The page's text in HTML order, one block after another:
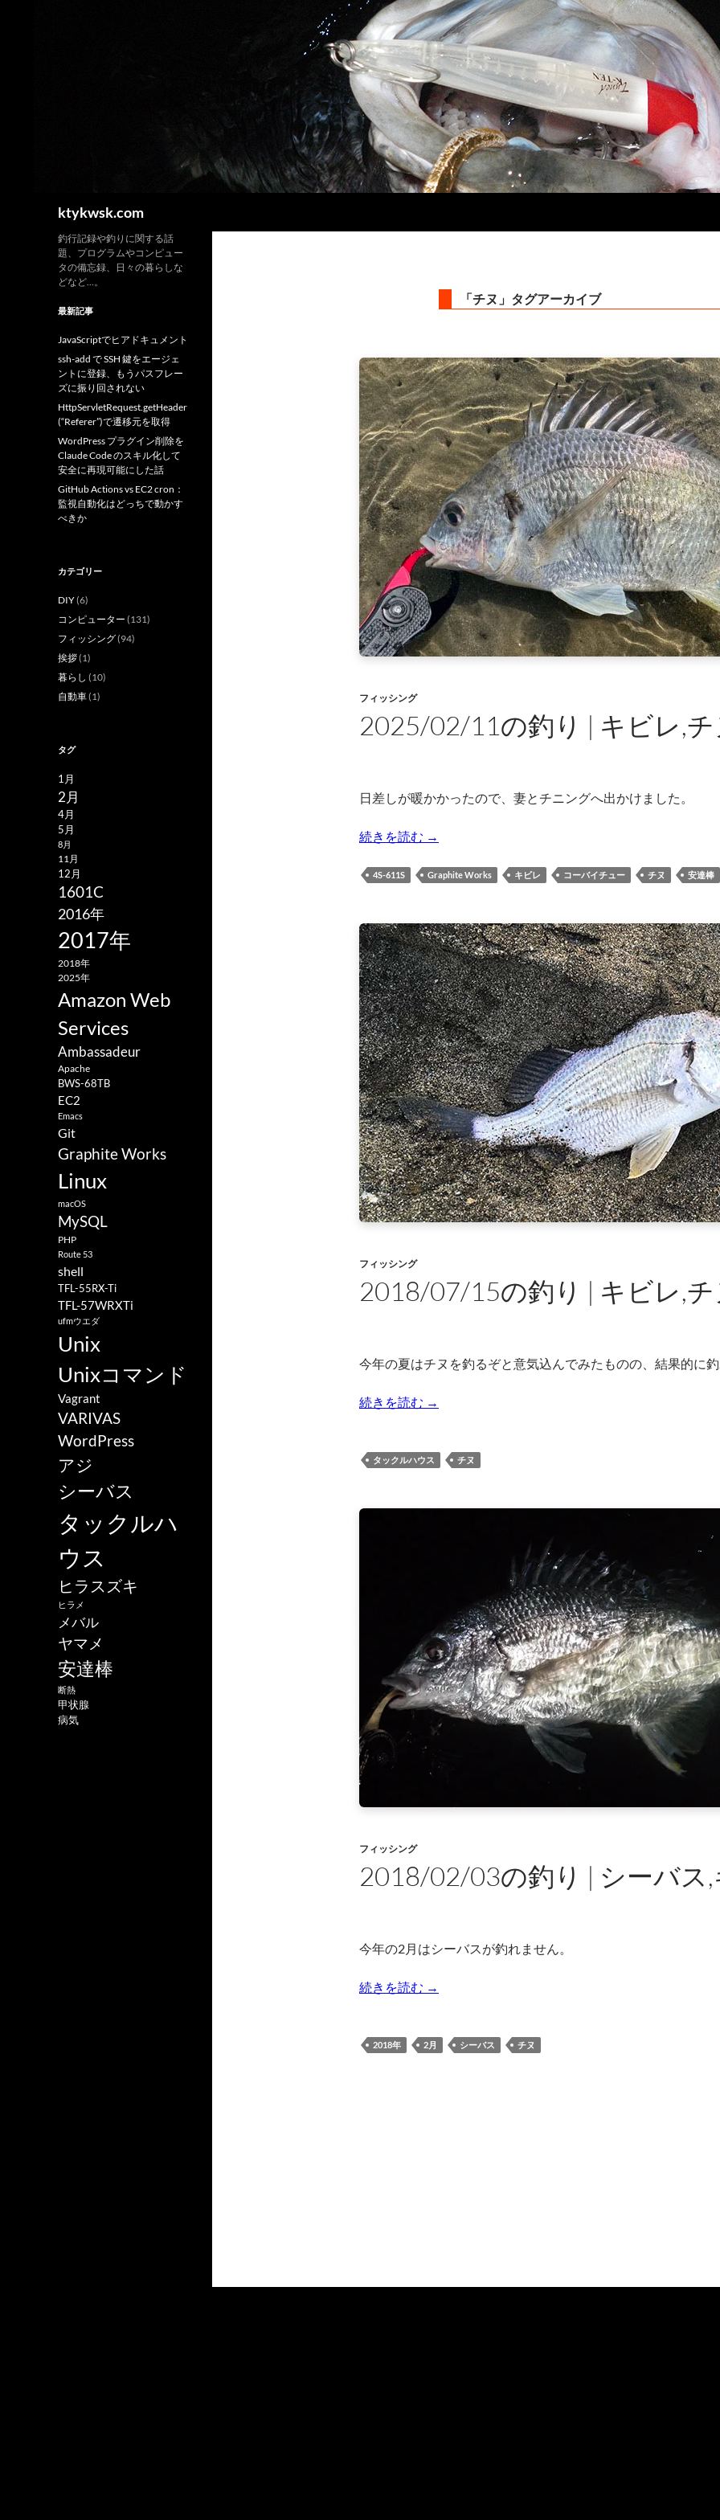
ktykwsk.com
「チヌ」タグアーカイブ
フィッシング
2025/02/11の釣り | キビレ,
日差しが暖かかったので、妻とチニングへ出かけました。
続きを読む 2025/02/11の釣り | キビレ,チヌ
→
4S-611S Graphite Works キビレ コーバイチュー チヌ 安達棒
フィッシング
2018/07/15の釣り | キビレ,
今年の夏はチヌを釣るぞと意気込んでみたものの、結果的に
続きを読む 2018/07/15の釣り | キビレ,チヌ
→
タックルハウス チヌ
フィッシング
2018/02/03の釣り | シーバス
今年の2月はシーバスが釣れません。
続きを読む 2018/02/03の釣り | シーバス,キビレ
→
2018年 2月 シーバス チヌ
釣行記録や釣りに関する話
題、プログラムやコンピュー
タの備忘録、日々の暮らしな
どなど…。
最新記事
JavaScriptでヒアドキュメント
ssh-add で SSH 鍵をエージェ
ントに登録、もうパスフレー
ズに振り回されない
HttpServletRequest.getHeader
(“Referer”)で遷移元を取得
WordPress プラグイン削除を
Claude Code のスキル化して
安全に再現可能にした話
GitHub Actions vs EC2 cron：
監視自動化はどっちで動かす
べきか
カテゴリー
DIY(6)
コンピューター (131)
フィッシング(94)
挨拶(1)
暮らし (10)
自動車(1)
タグ
1月
2月
4月
5月
8月
11月
12月
1601C
2016年
2017年
2018年
2025年
Amazon Web
Services
Ambassadeur
Apache
BWS-68TB
EC2
Emacs
Git
Graphite Works
Linux
macOS
MySQL
PHP
Route 53
shell
TFL-55RX-Ti
TFL-57WRXTi
ufmウエダ
Unix
Unixコマンド
Vagrant
VARIVAS
WordPress
アジ
シーバス
タックルハ
ウス
ヒラスズキ
ヒラメ
メバル
ヤマメ
安達棒
断熱
甲状腺
病気